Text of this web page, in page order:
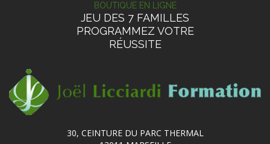
BOUTIQUE EN LIGNE
JEU DES 7 FAMILLES
PROGRAMMEZ VOTRE
RÉUSSITE
30, CEINTURE DU PARC THERMAL